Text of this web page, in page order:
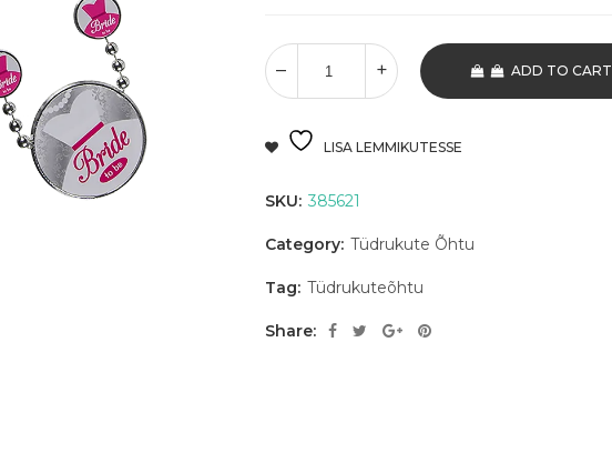
ADD TO CART
LISA LEMMIKUTESSE
SKU: 385621
Category: Tüdrukute Õhtu
Tag: Tüdrukuteõhtu
Share: